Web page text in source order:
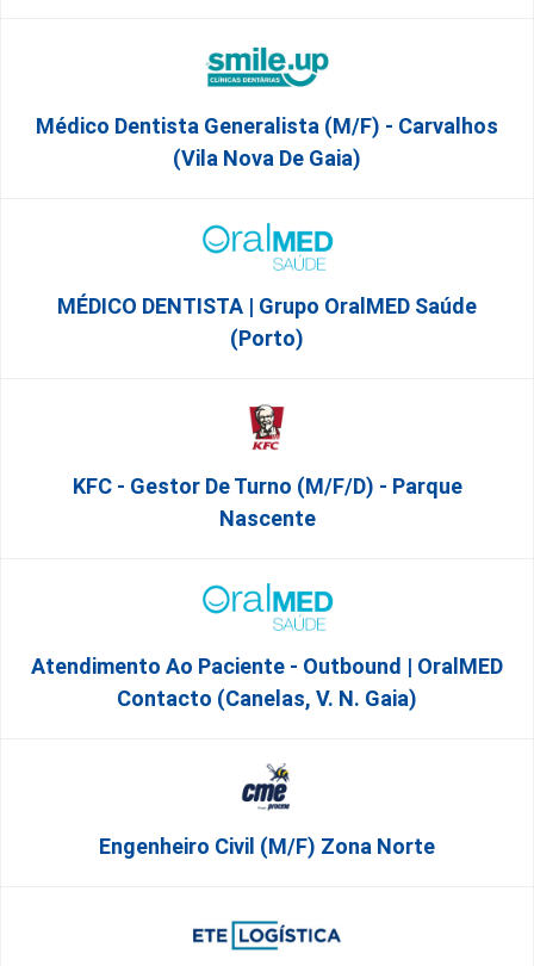
Médico Dentista Generalista (M/F) - Carvalhos
(Vila Nova De Gaia)
MÉDICO DENTISTA | Grupo OralMED Saúde
(Porto)
KFC - Gestor De Turno (m/f/d) - Parque
Nascente
Atendimento Ao Paciente - Outbound | OralMED
Contacto (Canelas, V. N. Gaia)
Engenheiro Civil (m/f) Zona Norte